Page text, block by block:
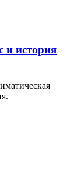
история